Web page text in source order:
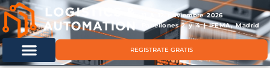
11 & 12 noviembre 2026
Pabellones 2 y 4 | IFEMA, Madrid
REGISTRATE GRATIS